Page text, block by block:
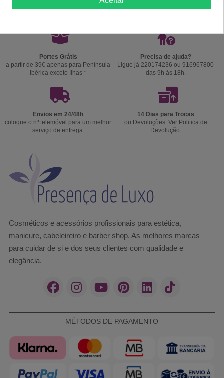
Portes Grátis
a partir de 39€ apenas para Península
Ibérica exceto Ilhas *
Precisa de ajuda?
Ligue já 220174236 ou 916967800
das 9h às 18h.
Envios em 24/48h
coloque o nº telemóvel para um melhor
serviço de entrega.
14 Dias para Trocas
ou Devoluções. Ver Politica de
Devolução.
Cosméticos e acessórios profissionais para estética,
manicure, cabeleireiro e barber shop. As melhores marcas
para cuidar de si e dos seus clientes com qualidade e
elegância.
MÉTODOS DE PAGAMENTO